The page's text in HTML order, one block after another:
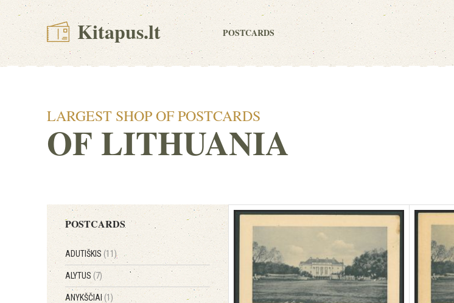
Kitapus.lt POSTCARDS
LARGEST SHOP OF POSTCARDS
OF LITHUANIA
POSTCARDS
ADUTIŠKIS (11)
ALYTUS (7)
ANYKŠČIAI(1)